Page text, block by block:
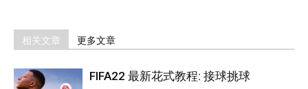
相关文章 更多文章
FIFA22 最新花式教程: 接球挑球